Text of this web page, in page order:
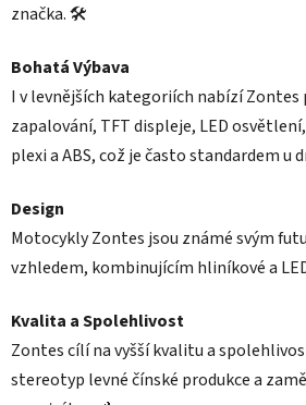
značka. 🛠️
Bohatá Výbava
I v levnějších kategoriích nabízí Zontes
zapalování, TFT displeje, LED
plexi a ABS, což je často standardem u
Design
Motocykly Zontes jsou známé svým
vzhledem, kombinujícím hliníkové a
Kvalita a Spolehlivost
Zontes cílí na vyšší kvalitu a
stereotyp levné čínské produkce a